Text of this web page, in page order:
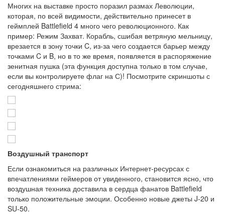
Многих на выставке просто поразил размах Леволюции,
которая, по всей видимости, действительно принесет в
геймплей Battlefield 4 много чего революционного. Как
пример: Режим Захват. Корабль, сшибая ветряную мельницу,
врезается в зону точки C, из-за чего создается барьер между
точками C и B, но в то же время, появляется в распоряжение
зенитная пушка (эта функция доступна только в том случае,
если вы контролируете флаг на С)! Посмотрите скриншоты с
сегодняшнего стрима:
Воздушный транспорт
Если ознакомиться на различных Интернет-ресурсах с
впечатлениями геймеров от увиденного, становится ясно, что
воздушная техника доставила в сердца фанатов Battlefield
только положительные эмоции. Особенно новые джеты J-20 и
SU-50.